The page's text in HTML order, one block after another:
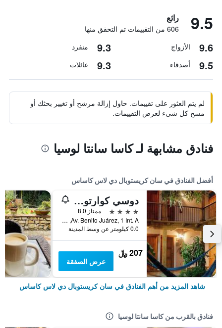
9.5 رائع
606 من التقييمات تم التحقق منها
9.6 الأزواج 9.3 منفرد
9.5 أصدقاء 9.3 عائلات
لم يتم العثور على تقييمات. حاول إزالة مرشح أو تغيير بحثك أو
مسح كل شيء لعرض التقييمات.
فنادق مشابهة لـ كاسا سانتا لوسيا
أفضل الفنادق في سان كريستوبال دي لاس كاساس
دوسي كوارتوس هوتل
4 نجوم
ممتاز 8.0
Av. Benito Juárez, 1 Int. A, سان كريستوبال دي لاس كاساس, ولاية تشياباس, المكسيك
0.0 كيلومتر عن وسط المدينة
207 ﷼
عرض الصفقة
شاهد المزيد من أهم الفنادق في سان كريستوبال دي لاس كاساس
فنادق بالقرب من كاسا سانتا لوسيا